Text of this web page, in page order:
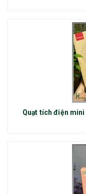
Quạt tích điện